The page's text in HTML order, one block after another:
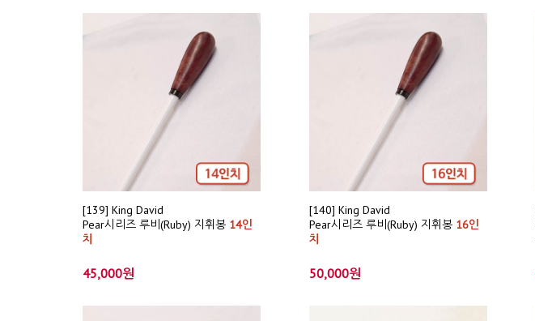
[139] King David
Pear시리즈 루비(Ruby) 지휘봉 14인
치
45,000원
[140] King David
Pear시리즈 루비(Ruby) 지휘봉 16인
치
50,000원